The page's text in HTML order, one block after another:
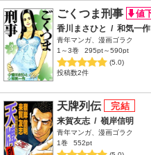
ごくつま刑事
香川まさひと / 和気一作
青年マンガ、漫画ゴラク
1～3巻
295pt～590pt
(5.0)
投稿数2件
天牌列伝
来賀友志 / 嶺岸信明
青年マンガ、漫画ゴラク
1巻
552pt